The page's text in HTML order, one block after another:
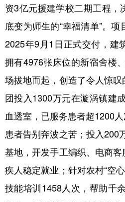
资3亿元援建学校二期工程，
底变为师生的“幸福清单”。
2025年9月1日正式交付，建
拥有4976张床位的新宿舍楼
场拔地而起，创造了令人惊叹
团投入1300万元在漩涡镇建
血透室，已服务患者超1200
患者告别奔波之苦；投入200
基地，开发手工编织、电商
疾人稳定就业；针对农村“空
技能培训1458人次，帮助千